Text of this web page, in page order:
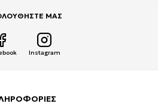
ΜΑΣ
Instagram